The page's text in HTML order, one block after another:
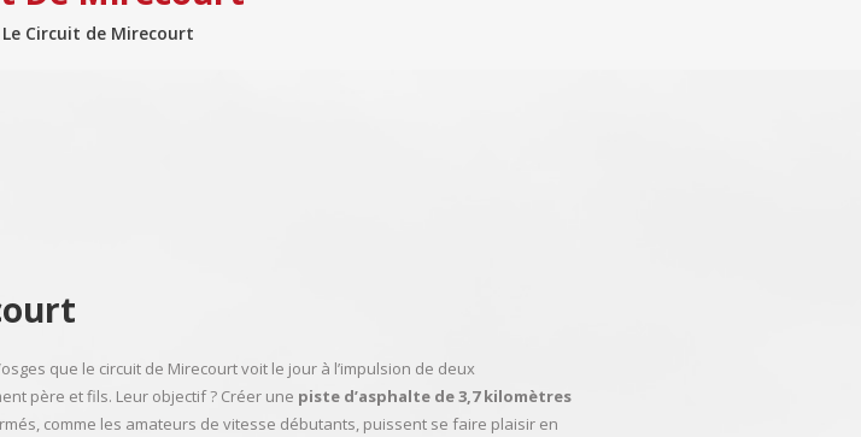
Le Circuit de Mirecourt
que le circuit de Mirecourt voit le jour à l’impulsion de deux
père et fils. Leur objectif ? Créer une piste d’asphalte de 3,7 kilomètres
comme les amateurs de vitesse débutants, puissent se faire plaisir en